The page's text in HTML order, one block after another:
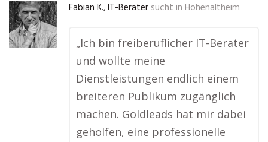
Fabian K., IT-Berater sucht in Hohenaltheim
„Ich bin freiberuflicher IT-Berater
und wollte meine
Dienstleistungen endlich einem
breiteren Publikum zugänglich
machen. Goldleads hat mir dabei
geholfen, eine professionelle